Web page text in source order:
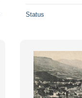
Status